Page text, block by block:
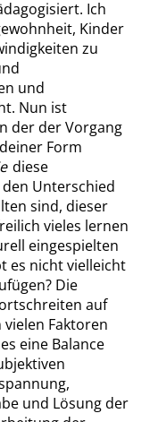
Ich
Kinder
zu
und
Nun ist
der der Vorgang
Form
diese
Unterschied
sind, dieser
vieles lernen
eingespielten
es nicht vielleicht
Die
auf
Faktoren
eine Balance
und Lösung der